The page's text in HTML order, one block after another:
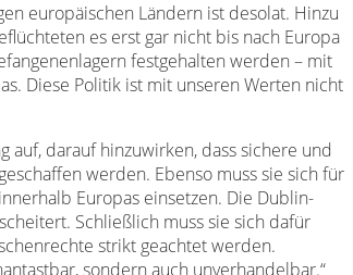
europäischen Ländern ist desolat. Hinzu
es erst gar nicht bis nach Europa
festgehalten werden – mit
Diese Politik ist mit unseren Werten nicht
darauf hinzuwirken, dass sichere und
werden. Ebenso muss sie sich für
Europas einsetzen. Die Dublin-
Schließlich muss sie sich dafür
strikt geachtet werden.
sondern auch unverhandelbar.“